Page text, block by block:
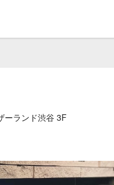
ーランド渋谷 3F